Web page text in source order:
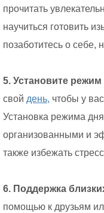
прочитать
научиться готовить
позаботитесь о себе,
5. Установите режим
свой день, чтобы у
Установка режима
организованными и
также избежать
6. Поддержка
помощью к друзьям